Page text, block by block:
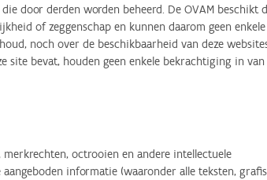
door derden worden beheerd. De OVAM beschikt
of zeggenschap en kunnen daarom geen enkele
noch over de beschikbaarheid van deze
site bevat, houden geen enkele bekrachtiging in van
octrooien en andere intellectuele
informatie (waaronder alle teksten,